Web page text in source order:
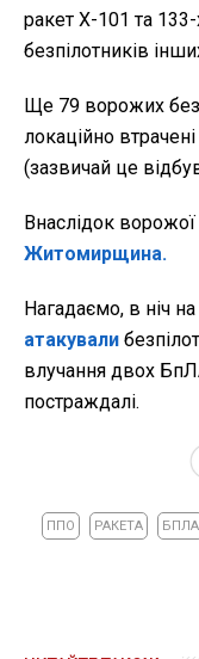
ракет Х-101 та
безпілотників
Ще 79 ворожих
локаційно
(зазвичай це
Внаслідок
Житомирщина.
Нагадаємо, в ніч
атакували
влучання двох
постраждалі.
ППО РАКЕТА БПЛА